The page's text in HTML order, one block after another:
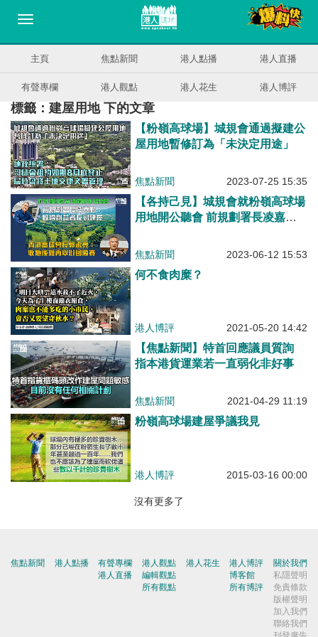
主頁 焦點新聞 港人點播 港人直播
有聲專欄 港人觀點 港人花生 港人博評
標籤：建屋用地 下的文章
【粉嶺高球場】城規會通過擬建公
屋用地暫修訂為「未決定用途」
焦點新聞 2023-07-25 15:35
【各持己見】城規會就粉嶺高球場
用地開公聽會 前規劃署長凌嘉勤
難再辦國際賽
焦點新聞 2023-06-12 15:53
何不食肉糜？
港人博評 2021-05-20 14:42
【焦點新聞】特首回應議員質詢
指本港貨運業若一直弱化非好事
焦點新聞 2021-04-29 11:19
粉嶺高球場建屋爭議我見
港人博評 2015-03-16 00:00
沒有更多了
焦點新聞 港人點播
有聲專欄
港人直播
港人觀點
編輯觀點
所有觀點
港人花生
港人博評
博客館
所有博評
關於我們
私隱聲明
免責條款
版權聲明
加入我們
聯絡我們